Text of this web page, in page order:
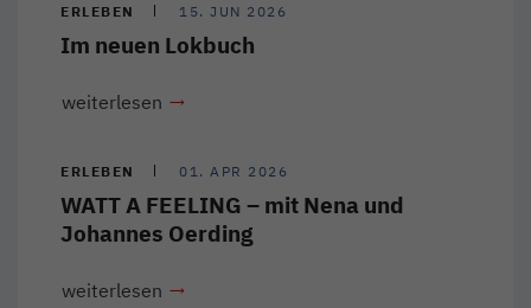
ERLEBEN 15. JUN 2026
Im neuen Lokbuch
weiterlesen
ERLEBEN 01. APR 2026
WATT A FEELING – mit Nena und
Johannes Oerding
weiterlesen